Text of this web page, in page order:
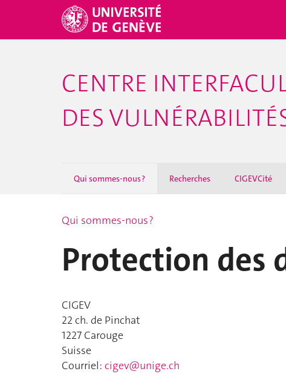
CENTRE
DES
Qui sommes-nous ? Recherches CIGEVCité
Qui sommes-nous ?
Protection des
CIGEV
22 ch. de Pinchat
1227 Carouge
Suisse
Courriel: cigev@unige.ch